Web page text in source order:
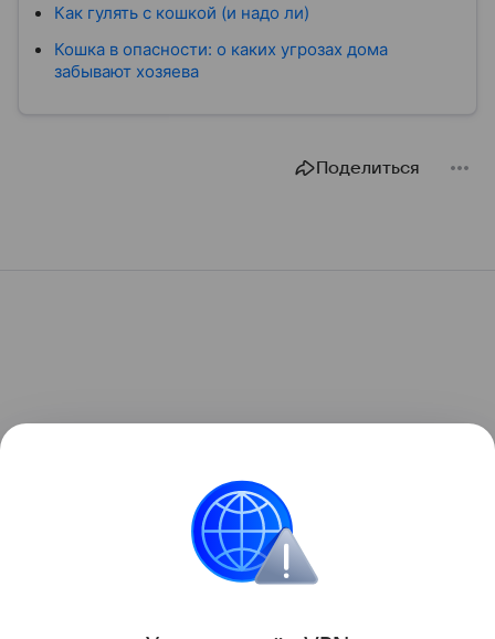
Как гулять с кошкой (и надо ли)
Кошка в опасности: о каких угрозах дома
забывают хозяева
Поделиться